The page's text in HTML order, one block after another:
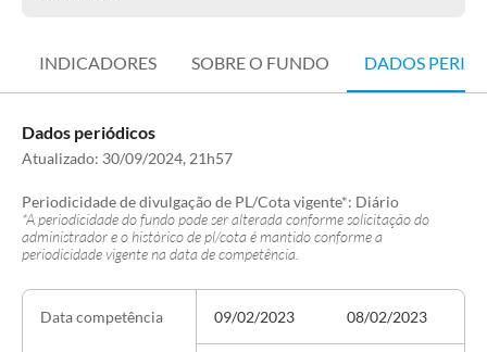
INDICADORES SOBRE O FUNDO DADOS
Dados periódicos
Atualizado: 30/09/2024, 21h57
Periodicidade de divulgação de PL/Cota vigente*: Diário
*A periodicidade do fundo pode ser alterada conforme solicitação do
administrador e o histórico de pl/cota é mantido conforme a
periodicidade vigente na data de competência.
Data competência 09/02/2023 08/02/2023